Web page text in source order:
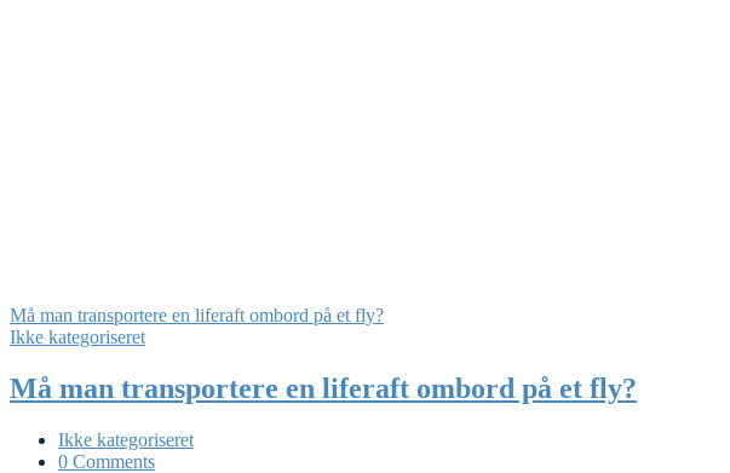
Må man transportere en liferaft ombord på et fly?
Ikke kategoriseret
Må man transportere en liferaft ombord på et fly?
Ikke kategoriseret
0 Comments